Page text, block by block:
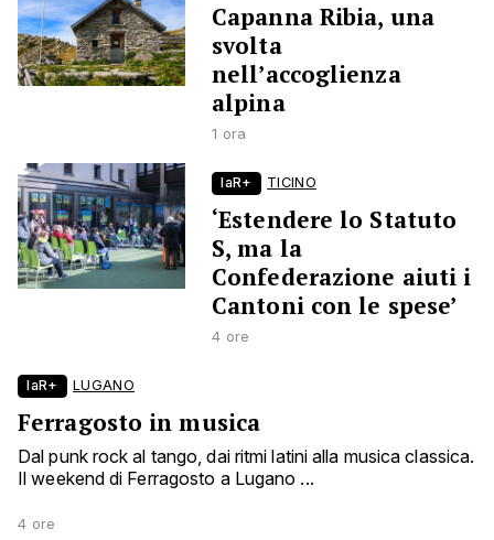
Capanna Ribia, una
svolta
nell’accoglienza
alpina
1 ora
laR+ TICINO
‘Estendere lo Statuto
S, ma la
Confederazione aiuti i
Cantoni con le spese’
4 ore
laR+ LUGANO
Ferragosto in musica
Dal punk rock al tango, dai ritmi latini alla musica classica.
Il weekend di Ferragosto a Lugano ...
4 ore